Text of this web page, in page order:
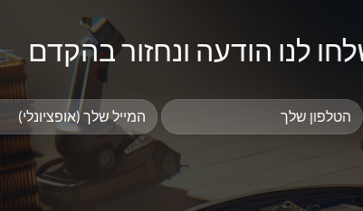
לנו הודעה ונחזור בהקדם